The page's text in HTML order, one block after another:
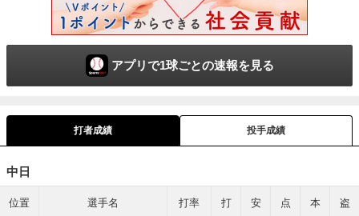
アプリで1球ごとの速報を見る
打者成績 投手成績
中日
位置 選手名 打率 打 安 点 本 盗